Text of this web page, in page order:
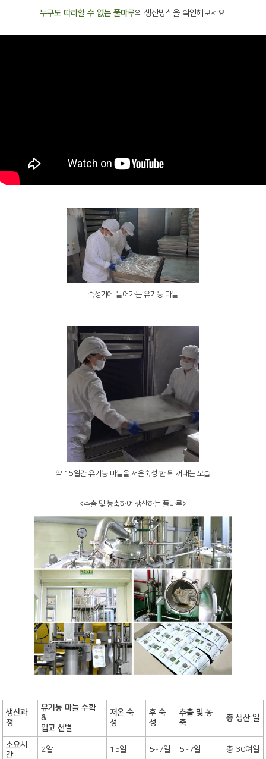
누구도 따라할 수 없는 풀마루의 생산방식을 확인해보세요!
숙성기에 들어가는 유기농 마늘
약 15일간 유기농 마늘을 저온숙성 한 뒤 꺼내는 모습
<추출 및 농축하여 생산하는 풀마루>
생산과
정
유기농 마늘 수확
&
입고 선별
저온 숙
성
후 숙
성
추출 및 농
축
총 생산 일
소요시
간
2알 15일 5~7일 5~7일 총 30여일